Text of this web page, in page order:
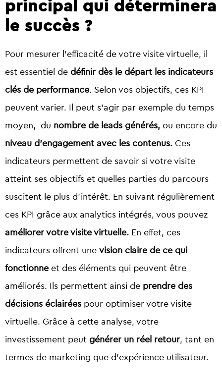
principal qui déterminera
le succès ?
Pour mesurer l’efficacité de votre visite virtuelle, il
est essentiel de définir dès le départ les indicateurs
clés de performance. Selon vos objectifs, ces KPI
peuvent varier. Il peut s’agir par exemple du temps
moyen, du nombre de leads générés, ou encore du
niveau d’engagement avec les contenus. Ces
indicateurs permettent de savoir si votre visite
atteint ses objectifs et quelles parties du parcours
suscitent le plus d’intérêt. En suivant régulièrement
ces KPI grâce aux analytics intégrés, vous pouvez
améliorer votre visite virtuelle. En effet, ces
indicateurs offrent une vision claire de ce qui
fonctionne et des éléments qui peuvent être
améliorés. Ils permettent ainsi de prendre des
décisions éclairées pour optimiser votre visite
virtuelle. Grâce à cette analyse, votre
investissement peut générer un réel retour, tant en
termes de marketing que d’expérience utilisateur.